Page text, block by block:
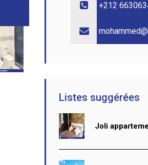
+212
Listes suggérées
Joli